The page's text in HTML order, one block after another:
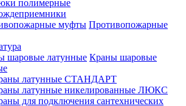
полимерные
Противопожарные
Краны шаровые
латунные СТАНДАРТ
латунные никелированные ЛЮКС
для подключения сантехнических